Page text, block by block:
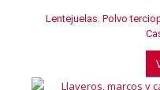
Lentejuelas. Polvo